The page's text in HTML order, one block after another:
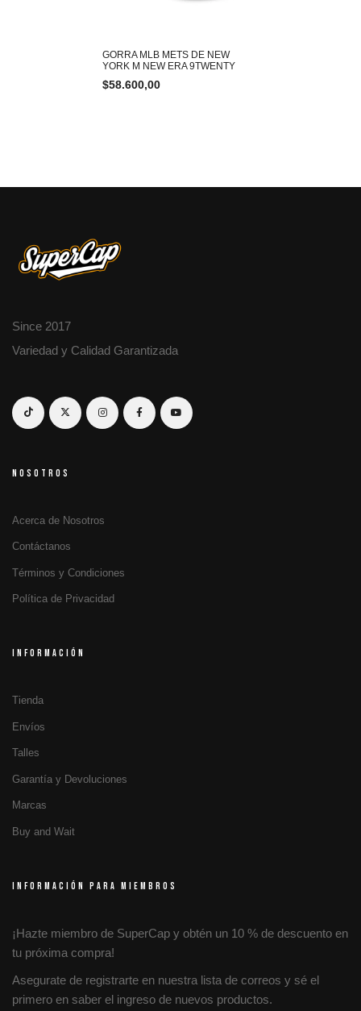
GORRA MLB METS DE NEW
YORK M NEW ERA 9TWENTY
$58.600,00
Since 2017
Variedad y Calidad Garantizada
NOSOTROS
Acerca de Nosotros
Contáctanos
Términos y Condiciones
Política de Privacidad
INFORMACIÓN
Tienda
Envíos
Talles
Garantía y Devoluciones
Marcas
Buy and Wait
INFORMACIÓN PARA MIEMBROS
¡Hazte miembro de SuperCap y obtén un 10 % de descuento en
tu próxima compra!
Asegurate de registrarte en nuestra lista de correos y sé el
primero en saber el ingreso de nuevos productos.